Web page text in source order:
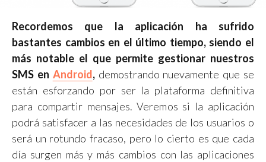
Recordemos que la aplicación ha sufrido
bastantes cambios en el último tiempo, siendo el
más notable el que permite gestionar nuestros
SMS en Android,demostrando nuevamente que se
están esforzando por ser la plataforma definitiva
para compartir mensajes. Veremos si la aplicación
podrá satisfacer a las necesidades de los usuarios o
será un rotundo fracaso, pero lo cierto es que cada
día surgen más y más cambios con las aplicaciones